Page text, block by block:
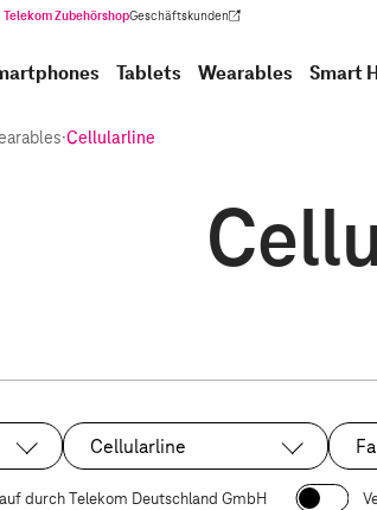
Telekom ZubehörshopGeschäftskunden
(Wird in einem neuen Tab geöffnet)
Tablets Wearables Smart
·Cellularline
Ausgewählt:
Cellularline
durch Telekom Deutschland GmbH